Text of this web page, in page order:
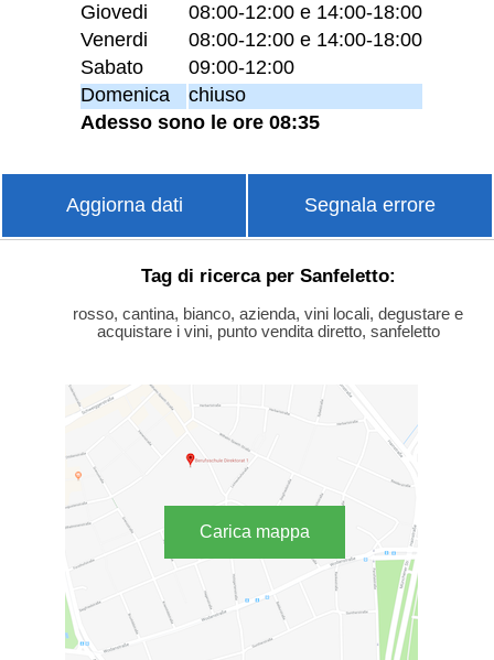
Giovedi
08:00-12:00 e 14:00-18:00
Venerdi
08:00-12:00 e 14:00-18:00
Sabato
09:00-12:00
Domenica
chiuso
Adesso sono le ore 08:35
Aggiorna dati Segnala errore
Tag di ricerca per Sanfeletto:
rosso, cantina, bianco, azienda, vini locali, degustare e
acquistare i vini, punto vendita diretto, sanfeletto
Carica mappa